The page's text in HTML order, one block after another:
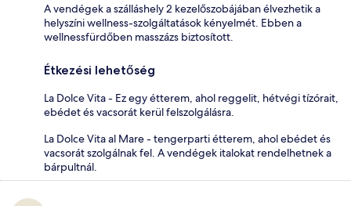
A vendégek a szálláshely 2 kezelőszobájában élvezhetik a
helyszíni wellness-szolgáltatások kényelmét. Ebben a
wellnessfürdőben masszázs biztosított.
Étkezési lehetőség
La Dolce Vita - Ez egy étterem, ahol reggelit, hétvégi tízórait,
ebédet és vacsorát kerül felszolgálásra.
La Dolce Vita al Mare - tengerparti étterem, ahol ebédet és
vacsorát szolgálnak fel. A vendégek italokat rendelhetnek a
bárpultnál.